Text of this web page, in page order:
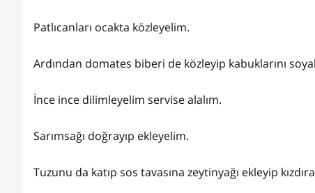
Patlıcanları ocakta közleyelim.
Ardından domates biberi de közleyip kabuklarını
İnce ince dilimleyelim servise alalım.
Sarımsağı doğrayıp ekleyelim.
Tuzunu da katıp sos tavasına zeytinyağı ekleyip